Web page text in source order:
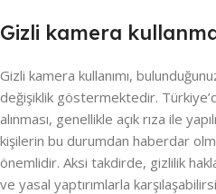
Gizli kamera
Gizli kamera kullanımı,
değişiklik göstermektedir.
alınması, genellikle açık rıza ile
kişilerin bu durumdan haberdar
önemlidir. Aksi takdirde, gizlilik
ve yasal yaptırımlarla